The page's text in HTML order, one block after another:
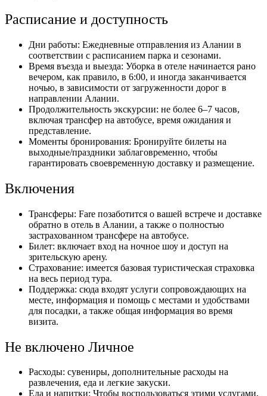
Расписание и доступность
Дни работы: Ежедневные отправления из Алании в
соответствии с расписанием парка и сезонами.
Время въезда и выезда: Уборка в отеле начинается рано
вечером, как правило, в 6:00, и иногда заканчивается
ночью, в зависимости от загруженности дорог в
направлении Алании.
Продолжительность экскурсии: не более 6–7 часов,
включая трансфер на автобусе, время ожидания и
представление.
Моменты бронирования: Бронируйте билеты на
выходные/праздники заблаговременно, чтобы
гарантировать своевременную доставку и размещение.
Включения
Трансферы: Fare позаботится о вашей встрече и доставке
обратно в отель в Алании, а также о полностью
застрахованном трансфере на автобусе.
Билет: включает вход на ночное шоу и доступ на
зрительскую арену.
Страхование: имеется базовая туристическая страховка
на весь период тура.
Поддержка: сюда входят услуги сопровождающих на
месте, информация и помощь с местами и удобствами
для посадки, а также общая информация во время
визита.
Не включено Личное
Расходы: сувениры, дополнительные расходы на
развлечения, еда и легкие закуски.
Еда и напитки: Чтобы воспользоваться этими услугами,